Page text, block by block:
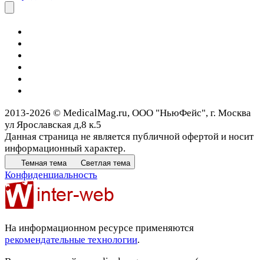
2013-2026 © MedicalMag.ru, ООО "НьюФейс", г. Москва
ул Ярославская д,8 к.5
Данная страница не является публичной офертой и носит
информационный характер.
Темная тема Светлая тема
Конфиденциальность
На информационном ресурсе применяются
рекомендательные технологии.